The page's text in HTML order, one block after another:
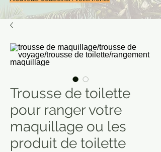
Trousse de toilette
pour ranger votre
maquillage ou les
produit de toilette